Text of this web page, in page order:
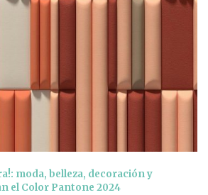
moda, belleza, decoración y
el Color Pantone 2024